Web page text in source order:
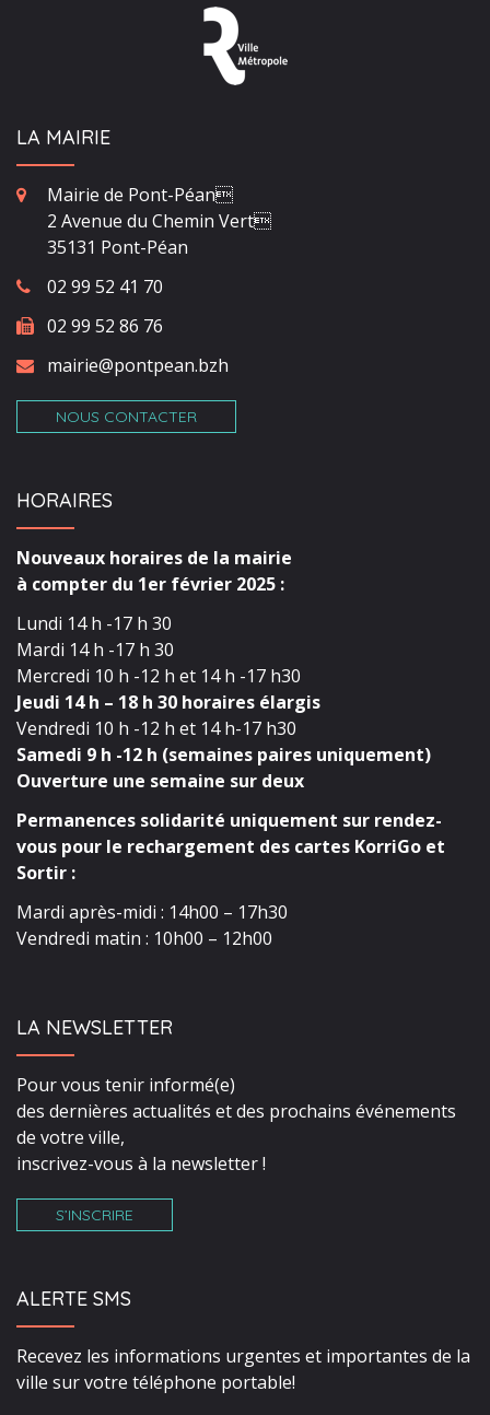
LA MAIRIE
Mairie de Pont-Péan
2 Avenue du Chemin Vert
35131 Pont-Péan
02 99 52 41 70
02 99 52 86 76
mairie@pontpean.bzh
NOUS CONTACTER
HORAIRES
Nouveaux horaires de la mairie
à compter du 1er février 2025 :
Lundi 14 h -17 h 30
Mardi 14 h -17 h 30
Mercredi 10 h -12 h et 14 h -17 h30
Jeudi 14 h – 18 h 30 horaires élargis
Vendredi 10 h -12 h et 14 h-17 h30
Samedi 9 h -12 h (semaines paires uniquement)
Ouverture une semaine sur deux
Permanences solidarité uniquement sur rendez-
vous pour le rechargement des cartes KorriGo et
Sortir :
Mardi après-midi : 14h00 – 17h30
Vendredi matin : 10h00 – 12h00
LA NEWSLETTER
Pour vous tenir informé(e)
des dernières actualités et des prochains événements
de votre ville,
inscrivez-vous à la newsletter !
S’INSCRIRE
ALERTE SMS
Recevez les informations urgentes et importantes de la
ville sur votre téléphone portable!